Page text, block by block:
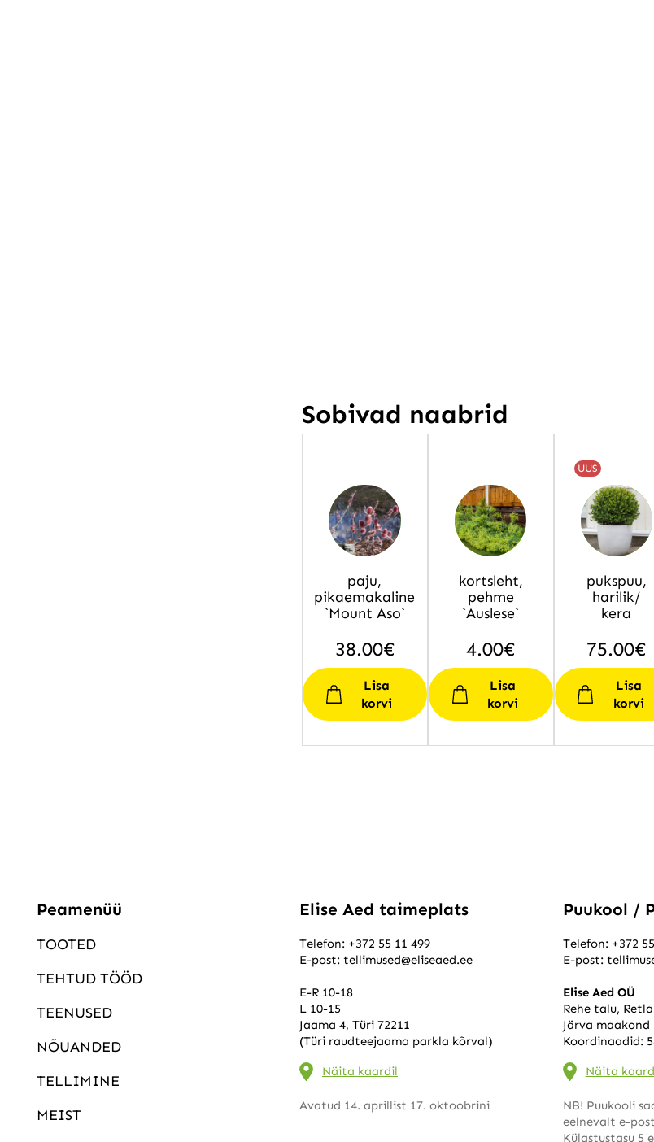
Sobivad naabrid
paju,
pikaemakaline
`Mount Aso`
38.00€
Lisa
korvi
kortsleht,
pehme
`Auslese`
4.00€
Lisa
korvi
UUS
pukspuu,
harilik/
kera
75.00€
Lisa
korvi
Peamenüü
TOOTED
TEHTUD TÖÖD
TEENUSED
NÕUANDED
TELLIMINE
MEIST
Elise Aed taimeplats
Telefon: +372 55 11 499
E-post:tellimused@eliseaed.ee
E-R 10-18
L 10-15
Jaama 4, Türi 72211
(Türi raudteejaama parkla kõrval)
Näita kaardil
Avatud 14. aprillist 17. oktoobrini
Puukool /
Telefon: +372
E-post:
Elise Aed OÜ
Rehe talu,
Järva maakond
Koordinaadid:
Näita
NB! Puukooli
eelnevalt e-
Külastustasu 5